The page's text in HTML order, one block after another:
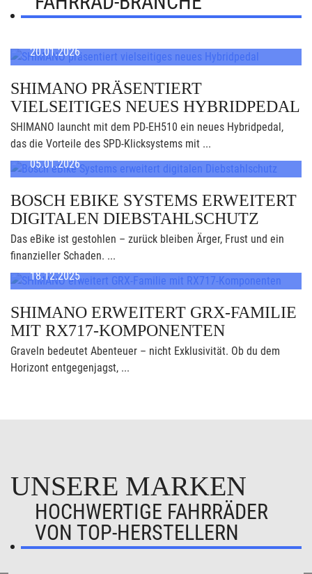
20.01.2026
SHIMANO PRÄSENTIERT
VIELSEITIGES NEUES HYBRIDPEDAL
SHIMANO launcht mit dem PD-EH510 ein neues Hybridpedal,
das die Vorteile des SPD-Klicksystems mit ...
05.01.2026
BOSCH EBIKE SYSTEMS ERWEITERT
DIGITALEN DIEBSTAHLSCHUTZ
Das eBike ist gestohlen – zurück bleiben Ärger, Frust und ein
finanzieller Schaden. ...
18.12.2025
SHIMANO ERWEITERT GRX-FAMILIE
MIT RX717-KOMPONENTEN
Graveln bedeutet Abenteuer – nicht Exklusivität. Ob du dem
Horizont entgegenjagst, ...
UNSERE MARKEN
HOCHWERTIGE FAHRRÄDER
VON TOP-HERSTELLERN